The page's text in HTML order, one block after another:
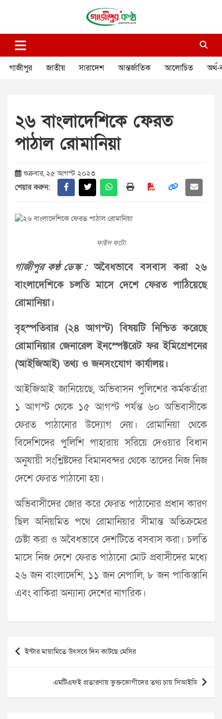
গাজীপুর কণ্ঠ
গাজীপুর জাতীয় সারাদেশ আন্তর্জাতিক আলোচিত অর্থ-
২৬ বাংলাদেশিকে ফেরত
পাঠাল রোমানিয়া
শুক্রবার, ২৫ আগস্ট ২০২৩
শেয়ার করুন:
ফাইল ফটো
গাজীপুর কণ্ঠ ডেস্ক :অবৈধভাবে বসবাস করা ২৬
বাংলাদেশিকে চলতি মাসে দেশে ফেরত পাঠিয়েছে
রোমানিয়া।
বৃহস্পতিবার (২৪ আগস্ট) বিষয়টি নিশ্চিত করেছে
রোমানিয়ার জেনারেল ইনস্পেক্টরেট ফর ইমিগ্রেশনের
(আইজিআই) তথ্য ও জনসংযোগ কার্যালয়।
আইজিআই জানিয়েছে, অভিবাসন পুলিশের কর্মকর্তারা
১ আগস্ট থেকে ১৫ আগস্ট পর্যন্ত ৬০ অভিবাসীকে
ফেরত পাঠানোর উদ্যোগ নেয়। রোমানিয়া থেকে
বিদেশিদের পুলিশি পাহারায় সরিয়ে দেওয়ার বিধান
অনুযায়ী সংশ্লিষ্টদের বিমানবন্দর থেকে তাদের নিজ নিজ
দেশে ফেরত পাঠানো হয়।
অভিবাসীদের জোর করে ফেরত পাঠানোর প্রধান কারণ
ছিল অনিয়মিত পথে রোমানিয়ার সীমান্ত অতিক্রমের
চেষ্টা করা ও অবৈধভাবে দেশটিতে বসবাস করা। চলতি
মাসে নিজ দেশে ফেরত পাঠানো মোট প্রবাসীদের মধ্যে
২৬ জন বাংলাদেশি, ১১ জন নেপালি, ৮ জন পাকিস্তানি
এবং বাকিরা অন্যান্য দেশের নাগরিক।
Post
navigation
ইন্টার মায়ামিতে উৎসবে দিন কাটছে মেসির
এমটিএফই প্রতারণায় ভুক্তভোগীদের তথ্য চায় সিআইডি